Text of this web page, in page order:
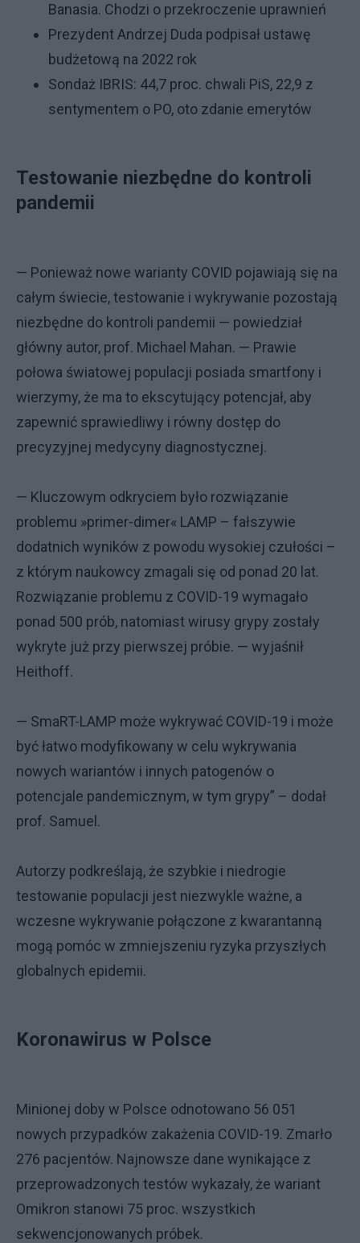
Banasia. Chodzi o przekroczenie uprawnień
Prezydent Andrzej Duda podpisał ustawę
budżetową na 2022 rok
Sondaż IBRIS: 44,7 proc. chwali PiS, 22,9 z
sentymentem o PO, oto zdanie emerytów
Testowanie niezbędne do kontroli
pandemii
— Ponieważ nowe warianty COVID pojawiają się na
całym świecie, testowanie i wykrywanie pozostają
niezbędne do kontroli pandemii — powiedział
główny autor, prof. Michael Mahan. — Prawie
połowa światowej populacji posiada smartfony i
wierzymy, że ma to ekscytujący potencjał, aby
zapewnić sprawiedliwy i równy dostęp do
precyzyjnej medycyny diagnostycznej.
— Kluczowym odkryciem było rozwiązanie
problemu »primer-dimer« LAMP – fałszywie
dodatnich wyników z powodu wysokiej czułości –
z którym naukowcy zmagali się od ponad 20 lat.
Rozwiązanie problemu z COVID-19 wymagało
ponad 500 prób, natomiast wirusy grypy zostały
wykryte już przy pierwszej próbie. — wyjaśnił
Heithoff.
— SmaRT-LAMP może wykrywać COVID-19 i może
być łatwo modyfikowany w celu wykrywania
nowych wariantów i innych patogenów o
potencjale pandemicznym, w tym grypy” – dodał
prof. Samuel.
Autorzy podkreślają, że szybkie i niedrogie
testowanie populacji jest niezwykle ważne, a
wczesne wykrywanie połączone z kwarantanną
mogą pomóc w zmniejszeniu ryzyka przyszłych
globalnych epidemii.
Koronawirus w Polsce
Minionej doby w Polsce odnotowano 56 051
nowych przypadków zakażenia COVID-19. Zmarło
276 pacjentów. Najnowsze dane wynikające z
przeprowadzonych testów wykazały, że wariant
Omikron stanowi 75 proc. wszystkich
sekwencjonowanych próbek.